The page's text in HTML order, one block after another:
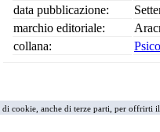
data pubblicazione:
marchio editoriale:
collana:
di cookie, anche di terze parti, per